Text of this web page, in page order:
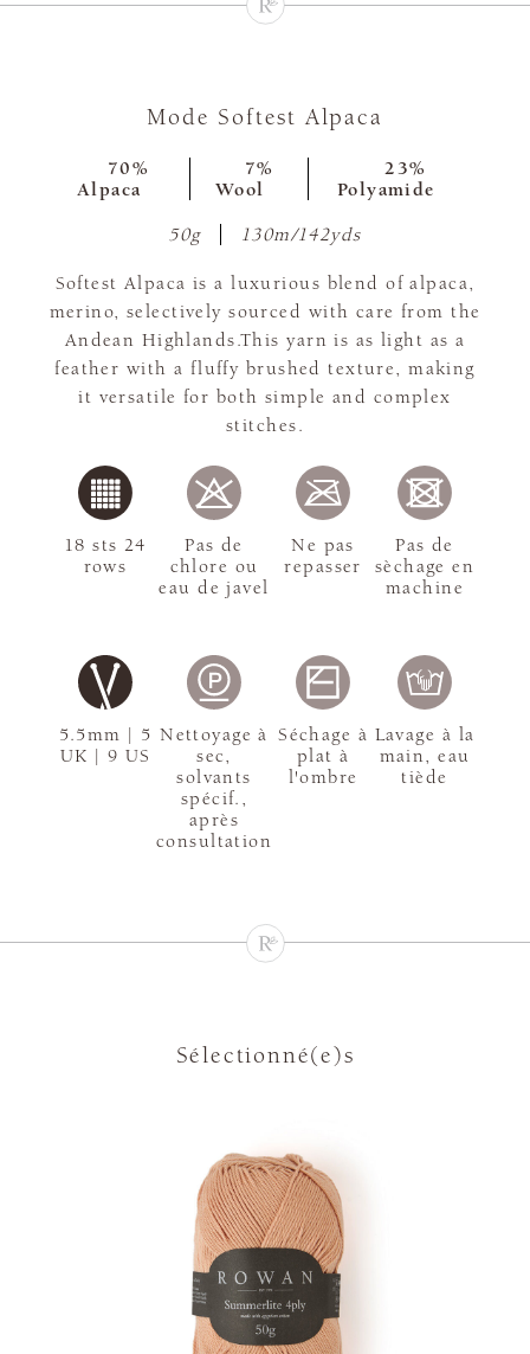
Mode Softest Alpaca
70%
Alpaca
7%
Wool
23%
Polyamide
50g 130m/142yds
Softest Alpaca is a luxurious blend of alpaca,
merino, selectively sourced with care from the
Andean Highlands.This yarn is as light as a
feather with a fluffy brushed texture, making
it versatile for both simple and complex
stitches.
5.5mm | 5
UK | 9 US
18 sts 24
rows
Pas de
chlore ou
eau de javel
Ne pas
repasser
Pas de
sèchage en
machine
Nettoyage à
sec,
solvants
spécif.,
après
consultation
Séchage à
plat à
l'ombre
Lavage à la
main, eau
tiède
Sélectionné(e)s